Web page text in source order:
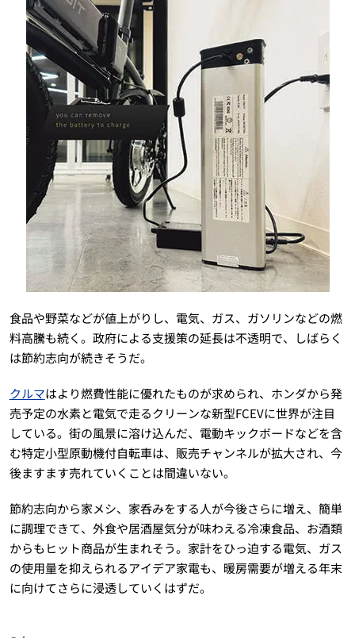
食品や野菜などが値上がりし、電気、ガス、ガソリンなどの燃
料高騰も続く。政府による支援策の延長は不透明で、しばらく
は節約志向が続きそうだ。
クルマはより燃費性能に優れたものが求められ、ホンダから発
売予定の水素と電気で走るクリーンな新型FCEVに世界が注目
している。街の風景に溶け込んだ、電動キックボードなどを含
む特定小型原動機付自転車は、販売チャンネルが拡大され、今
後ますます売れていくことは間違いない。
節約志向から家メシ、家呑みをする人が今後さらに増え、簡単
に調理できて、外食や居酒屋気分が味わえる冷凍食品、お酒類
からもヒット商品が生まれそう。家計をひっ迫する電気、ガス
の使用量を抑えられるアイデア家電も、暖房需要が増える年末
に向けてさらに浸透していくはずだ。